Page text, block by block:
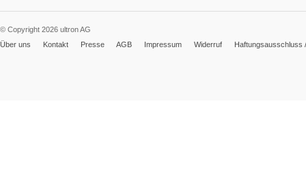
© Copyright 2026 ultron AG
Über uns
Kontakt Presse AGB Impressum Widerruf Haftungsausschluss